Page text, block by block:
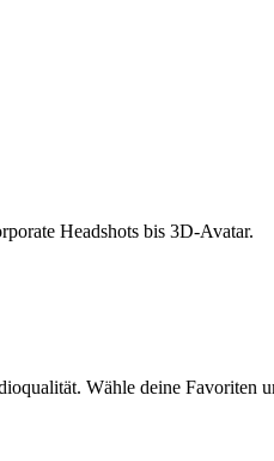
Headshots bis 3D-Avatar.
Wähle deine Favoriten